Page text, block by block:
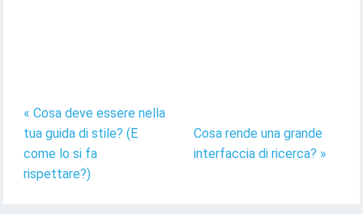
« Cosa deve essere nella
tua guida di stile? (E
come lo si fa
rispettare?)
Cosa rende una grande
interfaccia di ricerca? »